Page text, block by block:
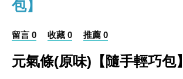
包】
留言 0 收藏 0 推薦 0
元氣條(原味)【隨手輕巧包】